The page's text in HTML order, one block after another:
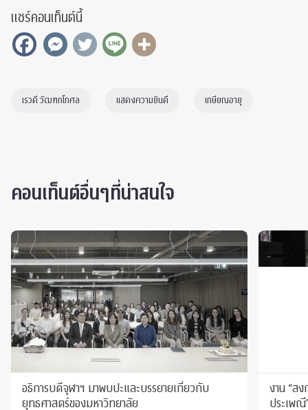
แชร์คอนเท็นต์นี้
เรวดี วัฒฑกโกศล แสดงความยินดี เกษียณอายุ
คอนเท็นต์อื่นๆที่น่าสนใจ
อธิการบดีจุฬาฯ มาพบปะและบรรยายเกี่ยวกับ
ยุทธศาสตร์ของมหาวิทยาลัย
งาน “ส
ประเพณี